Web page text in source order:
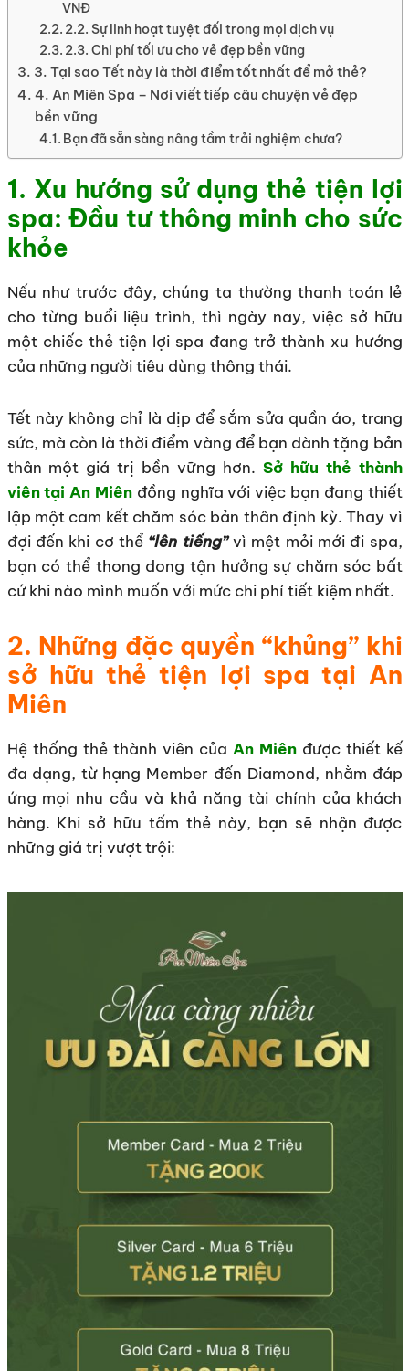
VNĐ
2.2. Sự linh hoạt tuyệt đối trong mọi dịch vụ
2.3. Chi phí tối ưu cho vẻ đẹp bền vững
3. Tại sao Tết này là thời điểm tốt nhất để mở thẻ?
4. An Miên Spa – Nơi viết tiếp câu chuyện vẻ đẹp
bền vững
Bạn đã sẵn sàng nâng tầm trải nghiệm chưa?
1. Xu hướng sử dụng thẻ tiện lợi
spa: Đầu tư thông minh cho sức
khỏe
Nếu như trước đây, chúng ta thường thanh toán lẻ
cho từng buổi liệu trình, thì ngày nay, việc sở hữu
một chiếc thẻ tiện lợi spa đang trở thành xu hướng
của những người tiêu dùng thông thái.
Tết này không chỉ là dịp để sắm sửa quần áo, trang
sức, mà còn là thời điểm vàng để bạn dành tặng bản
thân một giá trị bền vững hơn. Sở hữu thẻ thành
viên tại An Miênđồng nghĩa với việc bạn đang thiết
lập một cam kết chăm sóc bản thân định kỳ. Thay vì
đợi đến khi cơ thể “lên tiếng”vì mệt mỏi mới đi spa,
bạn có thể thong dong tận hưởng sự chăm sóc bất
cứ khi nào mình muốn với mức chi phí tiết kiệm nhất.
2. Những đặc quyền “khủng” khi
sở hữu thẻ tiện lợi spa tại An
Miên
Hệ thống thẻ thành viên của An Miênđược thiết kế
đa dạng, từ hạng Member đến Diamond, nhằm đáp
ứng mọi nhu cầu và khả năng tài chính của khách
hàng. Khi sở hữu tấm thẻ này, bạn sẽ nhận được
những giá trị vượt trội: